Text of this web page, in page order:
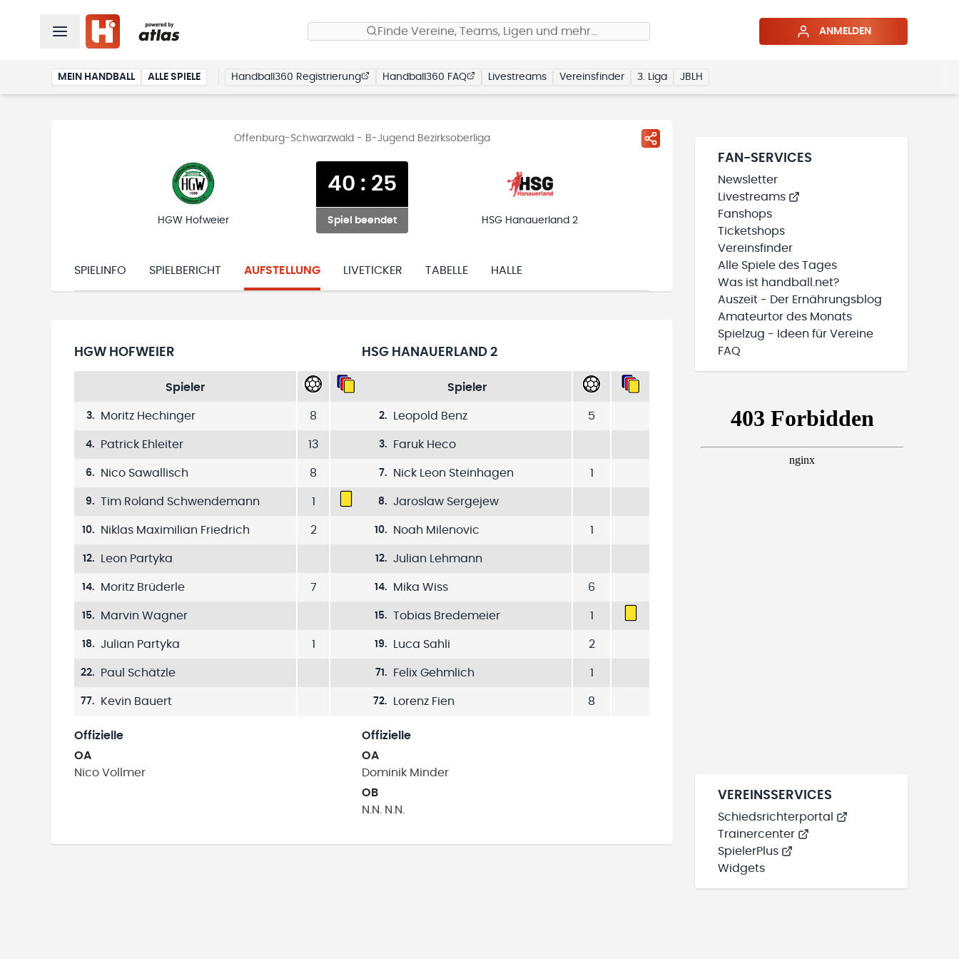
Finde Vereine, Teams, Ligen und mehr… ANMELDEN
MEIN HANDBALL ALLE SPIELE Handball360 Registrierung Handball360 FAQ Livestreams Vereinsfinder 3. Liga JBLH
Offenburg-Schwarzwald - B-Jugend Bezirksoberliga
HGW Hofweier
40 : 25
Spiel beendet HSG Hanauerland 2
SPIELINFO SPIELBERICHT AUFSTELLUNG LIVETICKER TABELLE HALLE
HGW HOFWEIER
Spieler
3. Moritz Hechinger 8
4. Patrick Ehleiter 13
6. Nico Sawallisch 8
9. Tim Roland Schwendemann 1
10. Niklas Maximilian Friedrich 2
12. Leon Partyka
14. Moritz Brüderle 7
15. Marvin Wagner
18. Julian Partyka 1
22. Paul Schätzle
77. Kevin Bauert
Offizielle
OA
Nico Vollmer
HSG HANAUERLAND 2
Spieler
2. Leopold Benz 5
3. Faruk Heco
7. Nick Leon Steinhagen 1
8. Jaroslaw Sergejew
10. Noah Milenovic 1
12. Julian Lehmann
14. Mika Wiss 6
15. Tobias Bredemeier 1
19. Luca Sahli 2
71 . Felix Gehmlich 1
72. Lorenz Fien 8
Offizielle
OA
Dominik Minder
OB
N.N.
N.N.
FAN-SERVICES
Newsletter
Livestreams
Fanshops
Ticketshops
Vereinsfinder
Alle Spiele des Tages
Was ist handball.net?
Auszeit - Der Ernährungsblog
Amateurtor des Monats
Spielzug - Ideen für Vereine
FAQ
VEREINSSERVICES
Schiedsrichterportal
Trainercenter
SpielerPlus
Widgets